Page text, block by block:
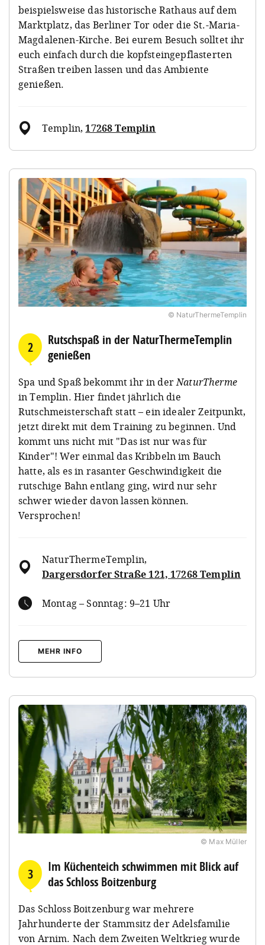
beispielsweise das historische Rathaus auf dem
Marktplatz, das Berliner Tor oder die St.-Maria-
Magdalenen-Kirche. Bei eurem Besuch solltet ihr
euch einfach durch die kopfsteingepflasterten
Straßen treiben lassen und das Ambiente
genießen.
Templin,17268 Templin
© NaturThermeTemplin
2
Rutschspaß in der NaturThermeTemplin
genießen
Spa und Spaß bekommt ihr in derNaturTherme
in Templin. Hier findet jährlich die
Rutschmeisterschaft statt – ein idealer Zeitpunkt,
jetzt direkt mit dem Training zu beginnen. Und
kommt uns nicht mit "Das ist nur was für
Kinder"! Wer einmal das Kribbeln im Bauch
hatte, als es in rasanter Geschwindigkeit die
rutschige Bahn entlang ging, wird nur sehr
schwer wieder davon lassen können.
Versprochen!
NaturThermeTemplin,
Dargersdorfer Straße 121, 17268 Templin
Montag – Sonntag: 9–21 Uhr
MEHR INFO
© Max Müller
3
Im Küchenteich schwimmen mit Blick auf
das Schloss Boitzenburg
Das Schloss Boitzenburg war mehrere
Jahrhunderte der Stammsitz der Adelsfamilie
von Arnim. Nach dem Zweiten Weltkrieg wurde